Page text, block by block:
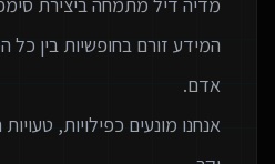
המידע זורם בחופשיות בין
אנחנו מונעים כפילויות,